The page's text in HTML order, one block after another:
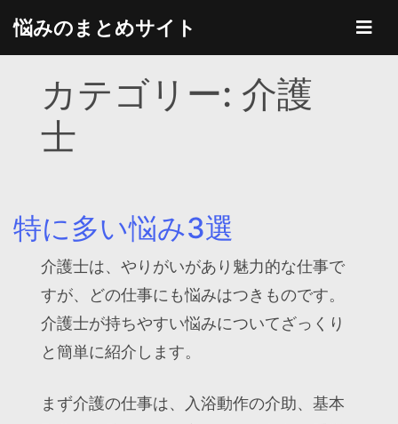
content
悩みのまとめサイト
カテゴリー: 介護
士
特に多い悩み3選
介護士は、やりがいがあり魅力的な仕事で
すが、どの仕事にも悩みはつきものです。
介護士が持ちやすい悩みについてざっくり
と簡単に紹介します。
まず介護の仕事は、入浴動作の介助、基本